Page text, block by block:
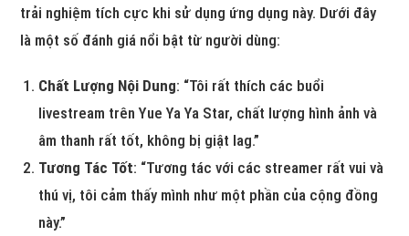
trải nghiệm tích cực khi sử dụng ứng dụng này. Dưới đây
là một số đánh giá nổi bật từ người dùng:
Chất Lượng Nội Dung: “Tôi rất thích các buổi
livestream trên Yue Ya Ya Star, chất lượng hình ảnh và
âm thanh rất tốt, không bị giật lag.”
Tương Tác Tốt: “Tương tác với các streamer rất vui và
thú vị, tôi cảm thấy mình như một phần của cộng đồng
này.”